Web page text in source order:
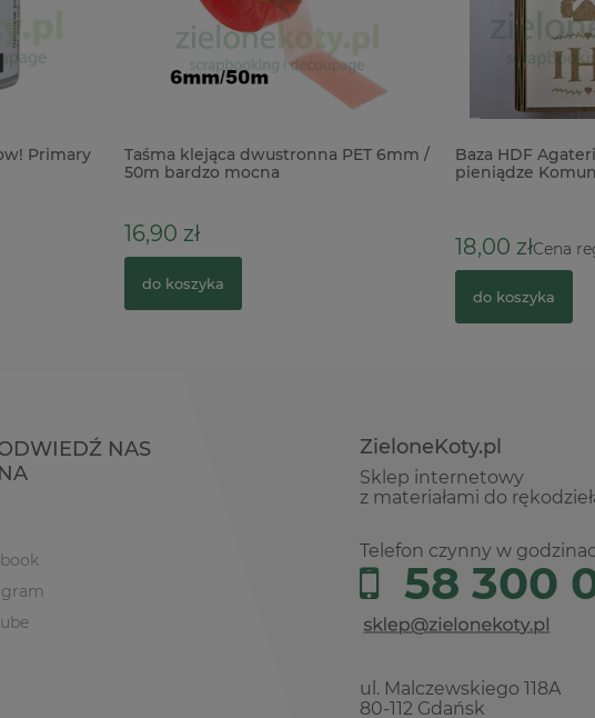
Primary
Taśma klejąca dwustronna PET 6mm /
50m bardzo mocna
16,90 zł
do koszyka
Baza HDF
pieniądze
18,00 złCena
do koszyka
ZieloneKoty.pl
Sklep internetowy
z materiałami do
Telefon czynny w
58 300
ul. Malczewskiego 118A
80-112 Gdańsk
NAS
NA